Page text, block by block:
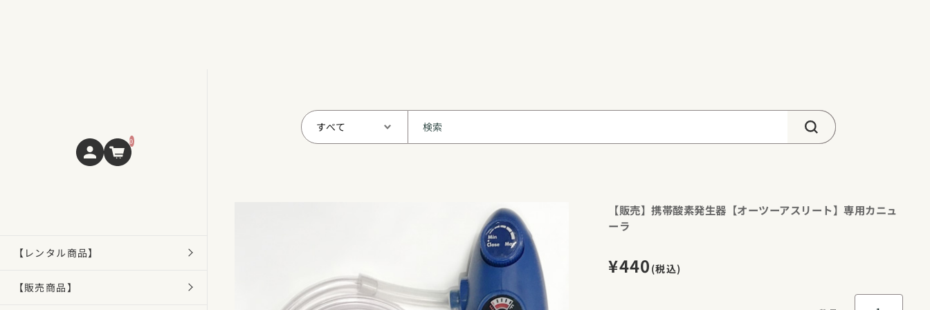
0
【レンタル商品】
【販売商品】
【販売】携帯酸素発生器【オーツーアスリート】専用カニュ
ーラ
¥440 (税込)